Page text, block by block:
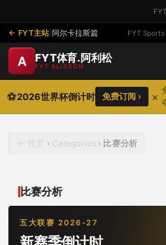
FYT主站 阿尔卡拉斯篇 FYT
A FYT体育.阿利松
FYT ALISSON
⚽2026世界杯倒计时 免费订阅 › ×
首页 › Categories › 比赛分析
比赛分析
五大联赛 2026-27